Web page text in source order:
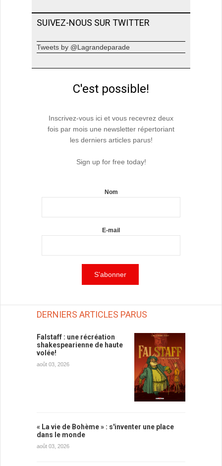
SUIVEZ-NOUS SUR TWITTER
Tweets by @Lagrandeparade
C'est possible!
Inscrivez-vous ici et vous recevrez deux
fois par mois une newsletter répertoriant
les derniers articles parus!
Sign up for free today!
Nom
E-mail
DERNIERS ARTICLES PARUS
Falstaff : une récréation
shakespearienne de haute
volée!
août 03, 2026
« La vie de Bohème » : s'inventer une place
dans le monde
août 03, 2026